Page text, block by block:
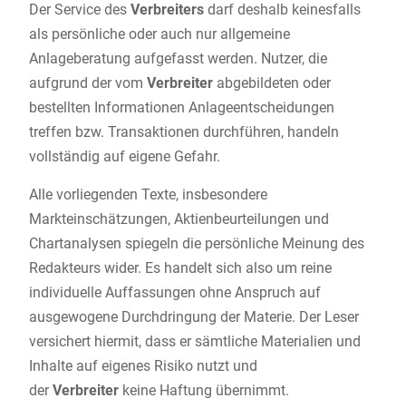
Der Service des Verbreitersdarf deshalb keinesfalls
als persönliche oder auch nur allgemeine
Anlageberatung aufgefasst werden. Nutzer, die
aufgrund der vom Verbreiterabgebildeten oder
bestellten Informationen Anlageentscheidungen
treffen bzw. Transaktionen durchführen, handeln
vollständig auf eigene Gefahr.
Alle vorliegenden Texte, insbesondere
Markteinschätzungen, Aktienbeurteilungen und
Chartanalysen spiegeln die persönliche Meinung des
Redakteurs wider. Es handelt sich also um reine
individuelle Auffassungen ohne Anspruch auf
ausgewogene Durchdringung der Materie. Der Leser
versichert hiermit, dass er sämtliche Materialien und
Inhalte auf eigenes Risiko nutzt und
derVerbreiterkeine Haftung übernimmt.